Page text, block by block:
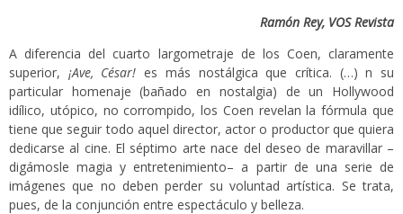
Ramón Rey, VOS Revista
A diferencia del cuarto largometraje de los Coen, claramente
superior, ¡Ave, César! es más nostálgica que crítica. (…) n su
particular homenaje (bañado en nostalgia) de un Hollywood
idílico, utópico, no corrompido, los Coen revelan la fórmula que
tiene que seguir todo aquel director, actor o productor que quiera
dedicarse al cine. El séptimo arte nace del deseo de maravillar –
digámosle magia y entretenimiento– a partir de una serie de
imágenes que no deben perder su voluntad artística. Se trata,
pues, de la conjunción entre espectáculo y belleza.